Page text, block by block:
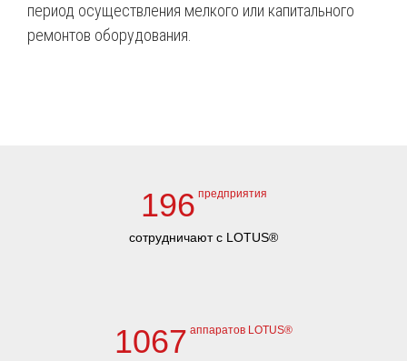
период осуществления мелкого или капитального
ремонтов оборудования.
196 предприятия
сотрудничают с LOTUS®
1067 аппаратов LOTUS®